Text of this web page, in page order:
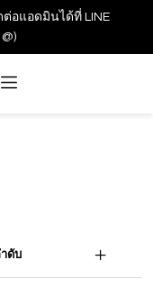
อแอดมินได้ที่ LINE
ำดับ